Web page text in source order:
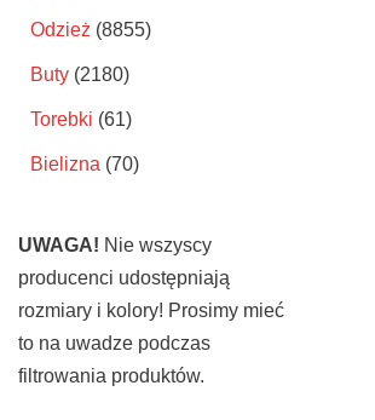
Odzież (8855)
Buty (2180)
Torebki (61)
Bielizna (70)
UWAGA! Nie wszyscy
producenci udostępniają
rozmiary i kolory! Prosimy mieć
to na uwadze podczas
filtrowania produktów.